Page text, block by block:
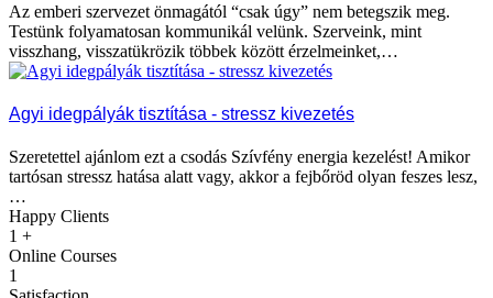
Az emberi szervezet önmagától “csak úgy” nem betegszik meg.
Testünk folyamatosan kommunikál velünk. Szerveink, mint
visszhang, visszatükrözik többek között érzelmeinket,…
Agyi idegpályák tisztítása - stressz kivezetés
Szeretettel ajánlom ezt a csodás Szívfény energia kezelést! Amikor
tartósan stressz hatása alatt vagy, akkor a fejbőröd olyan feszes lesz,
…
Happy Clients
1 +
Online Courses
1